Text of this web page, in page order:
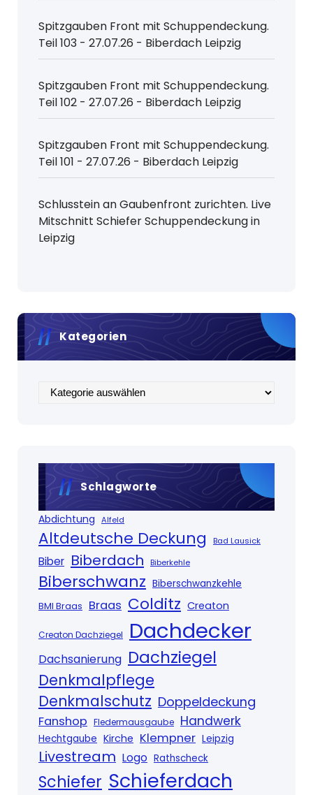
Spitzgauben Front mit Schuppendeckung.
Teil 103 - 27.07.26 - Biberdach Leipzig
Spitzgauben Front mit Schuppendeckung.
Teil 102 - 27.07.26 - Biberdach Leipzig
Spitzgauben Front mit Schuppendeckung.
Teil 101 - 27.07.26 - Biberdach Leipzig
Schlusstein an Gaubenfront zurichten. Live
Mitschnitt Schiefer Schuppendeckung in
Leipzig
Kategorien
Kategorien
Schlagworte
Abdichtung Alfeld
Altdeutsche Deckung Bad Lausick
Biber Biberdach Biberkehle
Biberschwanz Biberschwanzkehle
BMI Braas Braas Colditz Creaton
Creaton Dachziegel Dachdecker
Dachsanierung Dachziegel
Denkmalpflege
Denkmalschutz Doppeldeckung
Fanshop Fledermausgaube Handwerk
Hechtgaube Kirche Klempner Leipzig
Livestream Logo Rathscheck
Schiefer Schieferdach